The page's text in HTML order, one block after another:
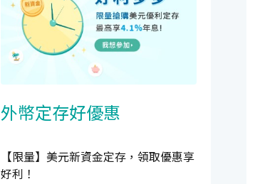
外幣定存好優惠
【限量】美元新資金定存，領取優惠享
好利！